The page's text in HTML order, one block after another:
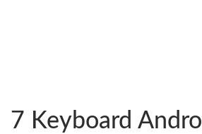
7 Keyboard